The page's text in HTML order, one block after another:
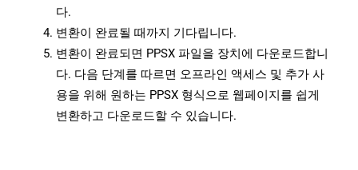
다.
변환이 완료될 때까지 기다립니다.
변환이 완료되면 PPSX 파일을 장치에 다운로드합니
다. 다음 단계를 따르면 오프라인 액세스 및 추가 사
용을 위해 원하는 PPSX 형식으로 웹페이지를 쉽게
변환하고 다운로드할 수 있습니다.